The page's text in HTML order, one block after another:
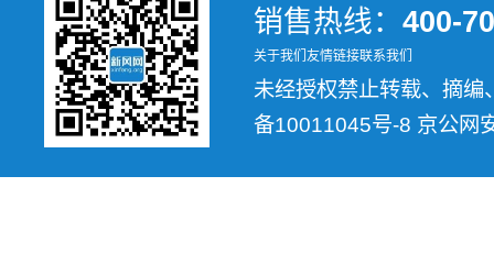
销售热线： 400-
关于我们 友情链接联系我们
未经授权禁止转载、摘
备10011045号-8 京公网